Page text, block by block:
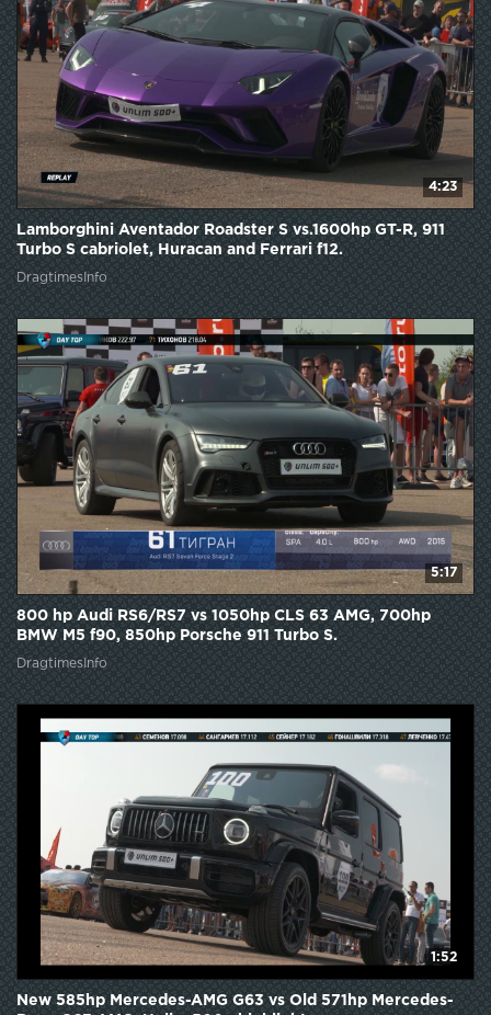
4:23
Lamborghini Aventador Roadster S vs.1600hp GT-R, 911
Turbo S cabriolet, Huracan and Ferrari f12.
DragtimesInfo
5:17
800 hp Audi RS6/RS7 vs 1050hp CLS 63 AMG, 700hp
BMW M5 f90, 850hp Porsche 911 Turbo S.
DragtimesInfo
1:52
New 585hp Mercedes-AMG G63 vs Old 571hp Mercedes-